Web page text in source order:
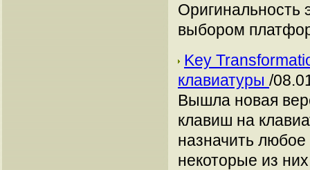
Оригинальность
выбором
Key
клавиатуры /
Вышла новая
клавиш на
назначить
некоторые из